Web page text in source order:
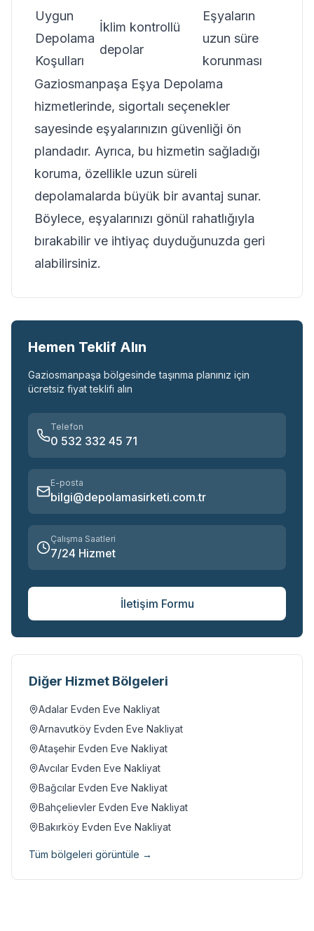
Uygun
Depolama
Koşulları
İklim kontrollü
depolar
Eşyaların
uzun süre
korunması
Gaziosmanpaşa Eşya Depolama
hizmetlerinde, sigortalı seçenekler
sayesinde eşyalarınızın güvenliği ön
plandadır. Ayrıca, bu hizmetin sağladığı
koruma, özellikle uzun süreli
depolamalarda büyük bir avantaj sunar.
Böylece, eşyalarınızı gönül rahatlığıyla
bırakabilir ve ihtiyaç duyduğunuzda geri
alabilirsiniz.
Hemen Teklif Alın
Gaziosmanpaşa bölgesinde taşınma planınız için
ücretsiz fiyat teklifi alın
Telefon
0 532 332 45 71
E-posta
bilgi@depolamasirketi.com.tr
Çalışma Saatleri
7/24 Hizmet
İletişim Formu
Diğer Hizmet Bölgeleri
Adalar Evden Eve Nakliyat
Arnavutköy Evden Eve Nakliyat
Ataşehir Evden Eve Nakliyat
Avcılar Evden Eve Nakliyat
Bağcılar Evden Eve Nakliyat
Bahçelievler Evden Eve Nakliyat
Bakırköy Evden Eve Nakliyat
Tüm bölgeleri görüntüle →